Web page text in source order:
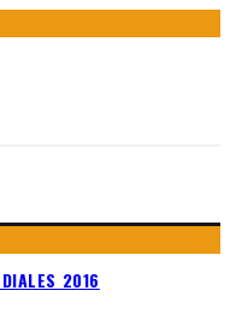
2016